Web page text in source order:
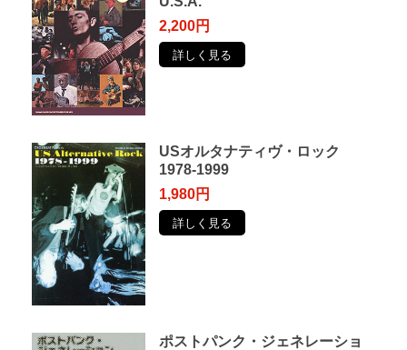
2,200円
詳しく見る
USオルタナティヴ・ロック
1978-1999
1,980円
詳しく見る
ポストパンク・ジェネレーショ